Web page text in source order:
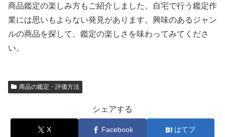
商品鑑定の楽しみ方もご紹介しました。自宅で行う鑑定作
業には思いもよらない発見があります。興味のあるジャン
ルの商品を探して、鑑定の楽しさを味わってみてくださ
い。
商品の鑑定・評価方法
シェアする
X Facebook はてブ